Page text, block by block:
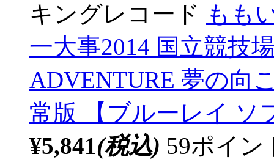
キングレコード もも
一大事2014 国立競技
ADVENTURE 夢の向
常版 【ブルーレイ ソ
¥5,841(税込) 59ポイ